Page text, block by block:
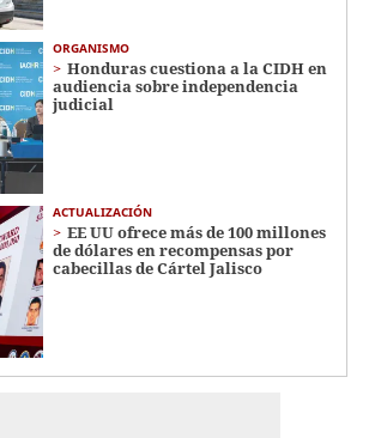
ORGANISMO
Honduras cuestiona a la CIDH en
audiencia sobre independencia
judicial
ACTUALIZACIÓN
EE UU ofrece más de 100 millones
de dólares en recompensas por
cabecillas de Cártel Jalisco